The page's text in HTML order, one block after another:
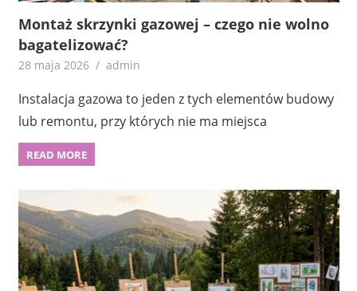
Montaż skrzynki gazowej – czego nie wolno
bagatelizować?
28 maja 2026 admin
Instalacja gazowa to jeden z tych elementów budowy
lub remontu, przy których nie ma miejsca
READ MORE